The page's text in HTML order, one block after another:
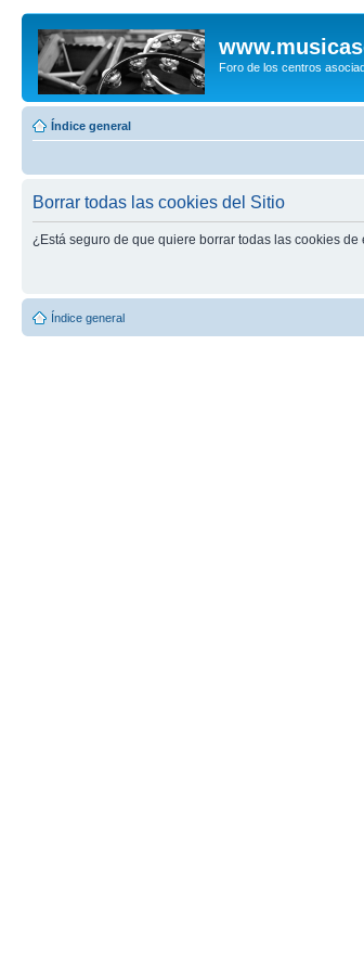
Foro de los centros
Índice general
Borrar todas las cookies del Sitio
¿Está seguro de que quiere borrar todas las cookies de
Índice general